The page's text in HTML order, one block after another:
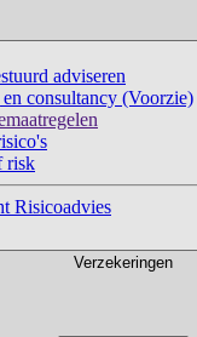
adviseren
consultancy (Voorzie)
risk
Risicoadvies
Verzekeringen